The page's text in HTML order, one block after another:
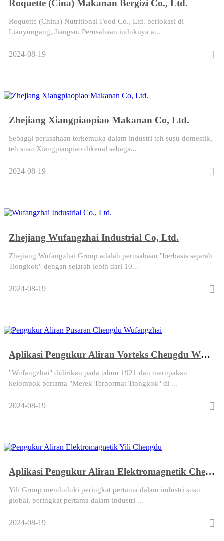
Roquette (Cina) Makanan Bergizi Co., Ltd.
Roquette (China) Nutritional Food Co., Ltd. berlokasi di
Lianyungang, Jiangsu. Perusahaan induknya a...
2024-08-19
Zhejiang Xiangpiaopiao Makanan Co, Ltd.
Sebagai perusahaan terkemuka dalam industri teh susu domestik,
teh susu Xiangpiaopiao dikenal sebaga...
2024-08-19
Zhejiang Wufangzhai Industrial Co, Ltd.
Zhejiang Wufangzhai Group adalah perusahaan "berbasis sejarah
Tiongkok" dengan sejarah lebih dari 10...
2024-08-19
Aplikasi Pengukur Aliran Vorteks Chengdu Wufangzhai
"Wufangzhai" didirikan pada tahun 1921 dan merupakan
kelompok pertama "Merek Terhormat Tiongkok" di ...
2024-08-19
Aplikasi Pengukur Aliran Elektromagnetik Chengdu Yili
Yili Group menduduki peringkat pertama dalam industri susu
global, peringkat pertama dalam industri ...
2024-08-19